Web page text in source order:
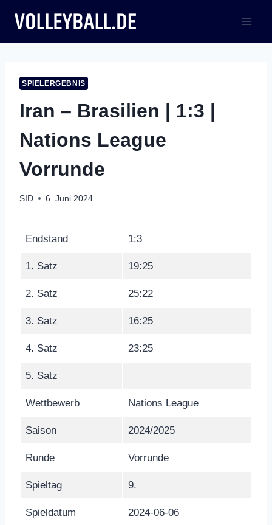
Inhalt
springen
SPIELERGEBNIS
Iran – Brasilien | 1:3 |
Nations League
Vorrunde
SID 6. Juni 2024
Endstand 1:3
1. Satz 19:25
2. Satz 25:22
3. Satz 16:25
4. Satz 23:25
5. Satz
Wettbewerb Nations League
Saison 2024/2025
Runde Vorrunde
Spieltag 9.
Spieldatum 2024-06-06